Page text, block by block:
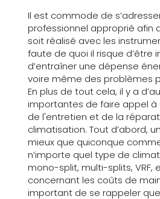
Il est commode de
professionnel approprié afin
soit réalisé avec les
faute de quoi il risque d’être
d’entraîner une dépense
voire même des problèmes
En plus de tout cela, il y a
importantes de faire appel à
de l'entretien et de la
climatisation. Tout d’abord,
mieux que quiconque
n’importe quel type de
mono-split, multi-splits, VRF,
concernant les coûts de
important de se rappeler